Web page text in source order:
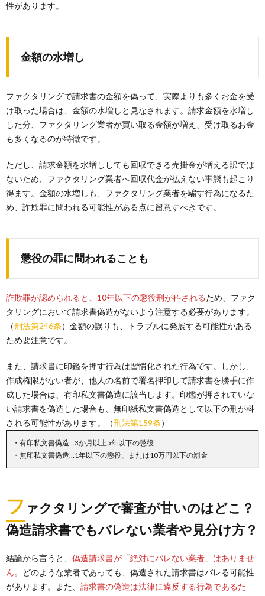
性があります。
金額の水増し
ファクタリングで請求書の金額を偽って、実際よりも多くお金を受
け取った場合は、金額の水増しと見なされます。請求金額を水増し
した分、ファクタリング業者が買い取る金額が増え、受け取るお金
も多くなるのが特徴です。
ただし、請求金額を水増ししても回収できる売掛金が増える訳では
ないため、ファクタリング業者へ回収代金が払えない事態も起こり
得ます。金額の水増しも、ファクタリング業者を騙す行為になるた
め、詐欺罪に問われる可能性がある点に留意すべきです。
懲役の罪に問われることも
詐欺罪が認められると、10年以下の懲役刑が科されるため、ファク
タリングにおいて請求書偽造がないよう注意する必要があります。
（刑法第246条）金額の誤りも、トラブルに発展する可能性がある
ため要注意です。
また、請求書に印鑑を押す行為は習慣化された行為です。しかし、
作成権限がない者が、他人の名前で署名押印して請求書を勝手に作
成した場合は、有印私文書偽造に該当します。印鑑が押されていな
い請求書を偽造した場合も、無印紙私文書偽造として以下の刑が科
される可能性があります。（刑法第159条）
・有印私文書偽造…3か月以上5年以下の懲役
・無印私文書偽造…1年以下の懲役、または10万円以下の罰金
フ ァクタリングで審査が甘いのはどこ？
偽造請求書でもバレない業者や見分け方？
結論から言うと、 偽造請求書が「絶対にバレない業者」はありませ
ん。
どのような業者であっても、偽造された請求書はバレる可能性
があります。また、 請求書の偽造は法律に違反する行為であるた